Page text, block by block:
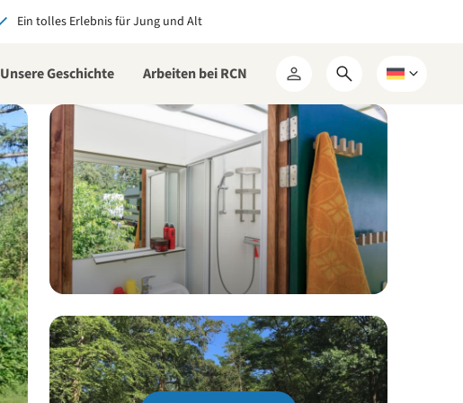
Ein tolles Erlebnis für Jung und Alt
Unsere Geschichte Arbeiten bei RCN
Mein
RCN
Suchformular
öffnen
Wählen
eine